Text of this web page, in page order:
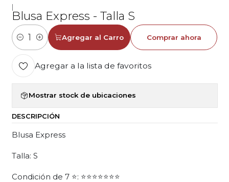
Blusa Express - Talla S
Cantidad
Agregar al Carro Comprar ahora
Agregar a la lista de favoritos
Mostrar stock de ubicaciones
DESCRIPCIÓN
Blusa Express
Talla: S
Condición de 7 ⭐: ⭐⭐⭐⭐⭐⭐⭐